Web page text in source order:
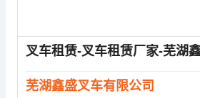
叉车租赁-叉车租赁厂家-芜湖
芜湖鑫盛叉车有限公司